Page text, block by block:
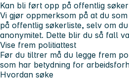
Kan bli ført opp på offentlig
Vi gjør oppmerksom på at du
på offentlig søkerliste, selv om
anonymitet. Dette blir du så fall
Vise frem politiattest
Før du tiltrer må du legge frem
som har betydning for
Hvordan søke